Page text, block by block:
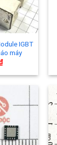
IGBT
máy